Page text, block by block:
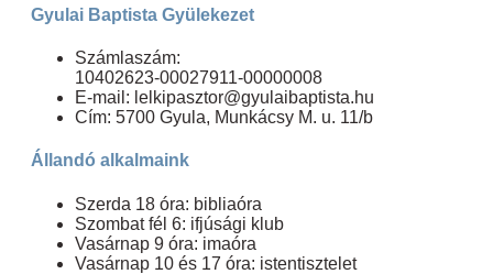
Gyulai Baptista Gyülekezet
Számlaszám:
10402623-00027911-00000008
E-mail: lelkipasztor@gyulaibaptista.hu
Cím: 5700 Gyula, Munkácsy M. u. 11/b
Állandó alkalmaink
Szerda 18 óra: bibliaóra
Szombat fél 6: ifjúsági klub
Vasárnap 9 óra: imaóra
Vasárnap 10 és 17 óra: istentisztelet